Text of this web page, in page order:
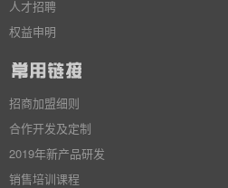
人才招聘
权益申明
招商加盟细则
合作开发及定制
2019年新产品研发
销售培训课程